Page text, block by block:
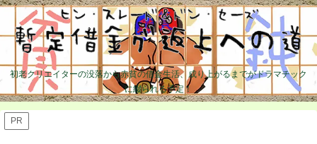
初老クリエイターの没落から赤貧の借金生活、成り上がるまでがドラマチック
に綴られる予定！
PR